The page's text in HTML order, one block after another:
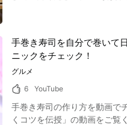
と、天津甘栗が完成します。 ⑥ 完成 最後は動画7:47で行われている包装をして、店頭に並び、商品として販売されます。 『林万昌堂』の天津
甘栗紹介まとめ 写真：むき甘栗 剥くのも楽しい、食べるのも美味しい天津甘栗は、職人の手作業による努力によって販売をされていることが分
かって頂けましたでしょうか。 天津甘栗のカロリーは他の日本の栗と比べても高く、食物繊維も多いことから、栄養価のある腹持ちの良い食べ物
として人気となっています。 甘さのある味にホクホクな天津甘栗、もし興味が持たれましたら、通販でも販売されているので、ぜひ購入して食べ
てみてはいかがでしょうか？ 【公式ホームページ】甘栗の老舗 林万昌堂 本店 https://www.hayashi-mansyodo.jp/ 【食べログ】甘栗の老舗 林万
おきたいもの 調理のコツを
たい4つの“たて”を押さえているかどうかは大きなポイン
す。 そばは劣化が早いため、できる限り早く打てるかどうかが重要になってきます。 蕎麦打ち紹介まとめ 和食の世界は奥が深く、多くの料理人
が和食を極めようと日々努力して
ある人気の和食の一つで、食べ
法 おいしいそばが打てるコ
手巻き寿司を自分で巻いて
ニックをチェック！
グルメ
6
YouTube
手巻き寿司の作り方を動画で
くコツを伝授」の動画をご覧ください。 寿司は日本独特の伝統文化を感じさせる日本食・和食です。 寿司に